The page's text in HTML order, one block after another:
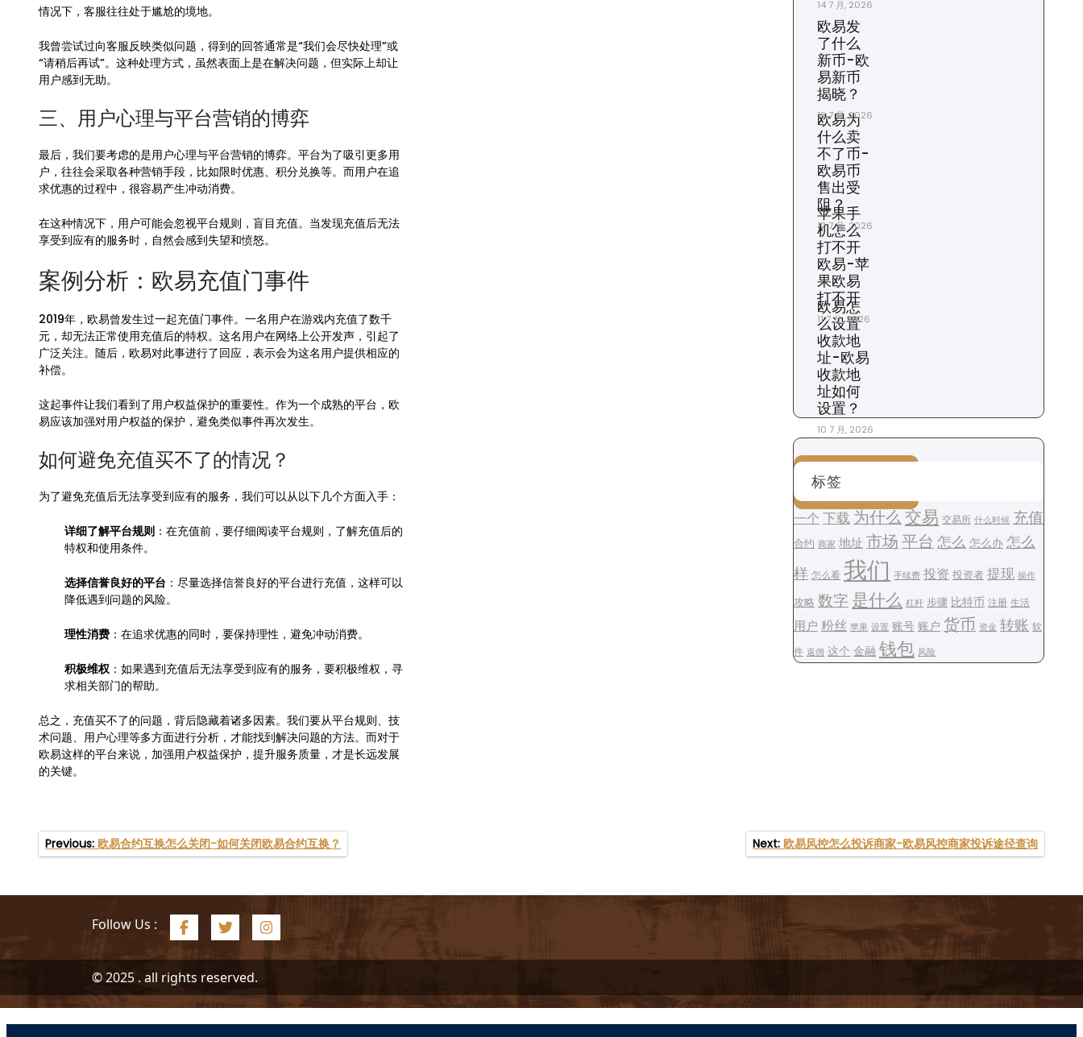
情况下，客服往往处于尴尬的境地。
我曾尝试过向客服反映类似问题，得到的回答通常是“我们会尽快处理”或
“请稍后再试”。这种处理方式，虽然表面上是在解决问题，但实际上却让
用户感到无助。
三、用户心理与平台营销的博弈
最后，我们要考虑的是用户心理与平台营销的博弈。平台为了吸引更多用
户，往往会采取各种营销手段，比如限时优惠、积分兑换等。而用户在追
求优惠的过程中，很容易产生冲动消费。
在这种情况下，用户可能会忽视平台规则，盲目充值。当发现充值后无法
享受到应有的服务时，自然会感到失望和愤怒。
案例分析：欧易充值门事件
2019年，欧易曾发生过一起充值门事件。一名用户在游戏内充值了数千
元，却无法正常使用充值后的特权。这名用户在网络上公开发声，引起了
广泛关注。随后，欧易对此事进行了回应，表示会为这名用户提供相应的
补偿。
这起事件让我们看到了用户权益保护的重要性。作为一个成熟的平台，欧
易应该加强对用户权益的保护，避免类似事件再次发生。
如何避免充值买不了的情况？
为了避免充值后无法享受到应有的服务，我们可以从以下几个方面入手：
详细了解平台规则 ：在充值前，要仔细阅读平台规则，了解充值后的
特权和使用条件。
选择信誉良好的平台 ：尽量选择信誉良好的平台进行充值，这样可以
降低遇到问题的风险。
理性消费 ：在追求优惠的同时，要保持理性，避免冲动消费。
积极维权：如果遇到充值后无法享受到应有的服务，要积极维权，寻
求相关部门的帮助。
总之，充值买不了的问题，背后隐藏着诸多因素。我们要从平台规则、技
术问题、用户心理等多方面进行分析，才能找到解决问题的方法。而对于
欧易这样的平台来说，加强用户权益保护，提升服务质量，才是长远发展
的关键。
14 7 月, 2026
欧易发
了什么
新币-欧
易新币
揭晓？
13 7 月, 2026
欧易为
什么卖
不了币-
欧易币
售出受
阻？
12 7 月, 2026
苹果手
机怎么
打不开
欧易-苹
果欧易
打不开
11 7 月, 2026
欧易怎
么设置
收款地
址-欧易
收款地
址如何
设置？
10 7 月, 2026
标签
一个 下载 为什么 交易 交易所 什么时候 充值
合约 商家 地址 市场 平台 怎么 怎么办 怎么
样 怎么看 我们 手续费 投资 投资者 提现 操作
攻略 数字 是什么 杠杆 步骤 比特币 注册 生活
用户 粉丝 苹果 设置 账号 账户 货币 资金 转账 软
件 返佣 这个 金融 钱包 风险
文
章
导
Previous: 欧易合约互换怎么关闭-如何关闭欧易合约互换？ Next: 欧易风控怎么投诉商家-欧易风控商家投诉途径查询
Follow Us :
© 2025 . all rights reserved.